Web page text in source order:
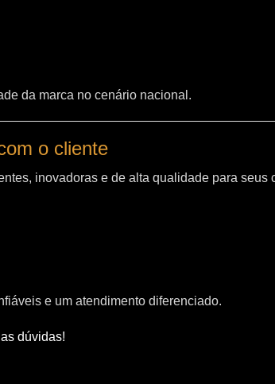
da marca no cenário nacional.
o cliente
inovadoras e de alta qualidade para
e um atendimento diferenciado.
dúvidas!